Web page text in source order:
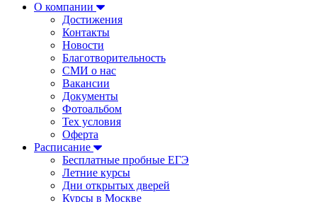
О компании
Достижения
Контакты
Новости
Благотворительность
СМИ о нас
Вакансии
Документы
Фотоальбом
Тех условия
Оферта
Расписание
Бесплатные пробные ЕГЭ
Летние курсы
Дни открытых дверей
Курсы в Москве